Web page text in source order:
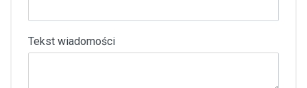
Tekst wiadomości